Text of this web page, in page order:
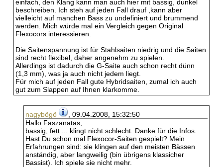
einfach, den Klang kann man auch hier mit bassig, dunkel
beschreiben. Ich steh auf jeden Fall drauf ,kann aber
vielleicht auf manchen Bass zu undefiniert und brummend
werden. Mich würde mal ein Vergleich gegen Original
Flexocors interessieren.
Die Saitenspannung ist für Stahlsaiten niedrig und die Saiten
sind recht flexibel, daher angenehm zu spielen.
Allerdings ist dadurch die G-Saite auch schon recht dünn
(1,3 mm), was ja auch nicht jedem liegt.
Für mich auf jeden Fall gute Hybridsaiten, zumal ich auch
gut zum Slappen auf Ihnen klarkomme.
nagybögö
, 09.04.2008, 15:32:50
Hallo Faszanatas,
bassig, fett ... klingt nicht schlecht. Danke für die Infos.
Hast Du schon mal Flexocor-Saiten gespielt? Mein
Erfahrungen sind: sie klingen auf den meisten Bässen
anständig, aber langweilig (bin übrigens klassicher
Bassist). Ich spiele sie nicht mehr.